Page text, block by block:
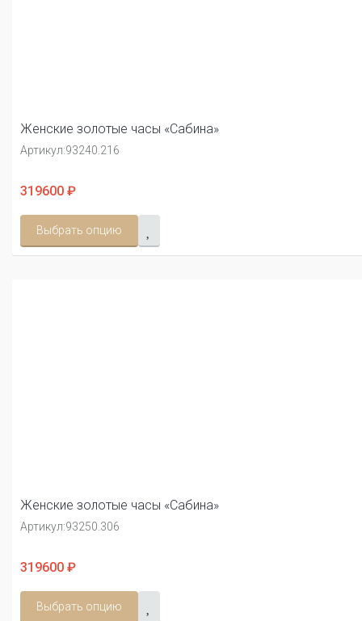
Женские золотые часы «Сабина»
Артикул:93240.216
319600 ₽
Выбрать опцию
Женские золотые часы «Сабина»
Артикул:93250.306
319600 ₽
Выбрать опцию